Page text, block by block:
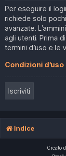
Per eseguire il
richiede solo
avanzate.
agli utenti. Prima
termini d’uso e le
Condizioni d’uso
Iscriviti
Indice
Creato